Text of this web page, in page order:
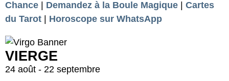
Chance
Demandez à la Boule Magique
Cartes
du Tarot
Horoscope sur WhatsApp
VIERGE
24 août - 22 septembre